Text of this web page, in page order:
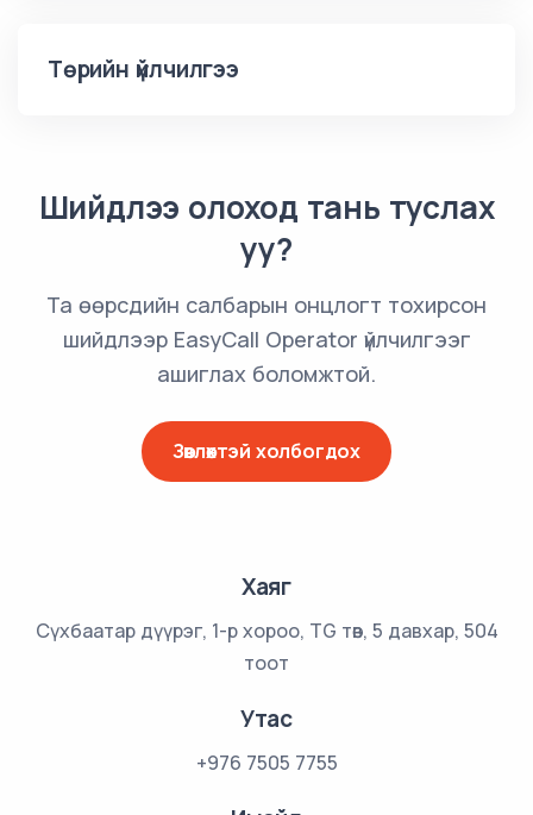
Төрийн үйлчилгээ
Шийдлээ олоход тань туслах
уу?
Та өөрсдийн салбарын онцлогт тохирсон
шийдлээр EasyCall Operator үйлчилгээг
ашиглах боломжтой.
Зөвлөхтэй холбогдох
Хаяг
Сүхбаатар дүүрэг, 1-р хороо, TG төв, 5 давхар, 504
тоот
Утас
+976 7505 7755